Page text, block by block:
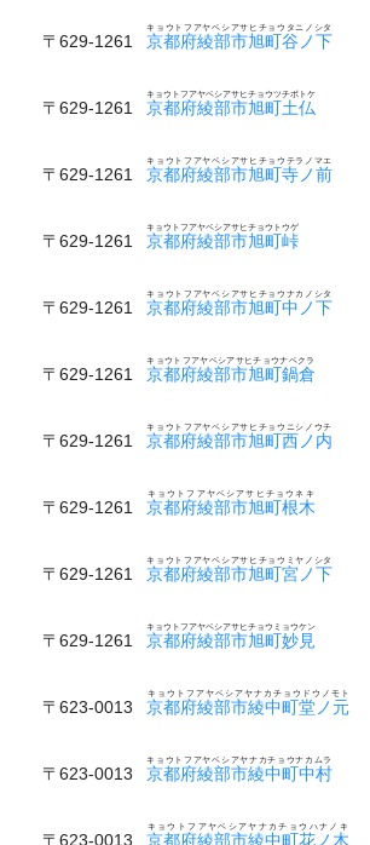
〒629-1261 京都府綾部市旭町谷ノ下
キョウトフアヤベシアサヒチョウタニノシタ
〒629-1261 京都府綾部市旭町土仏
キョウトフアヤベシアサヒチョウツチボトケ
〒629-1261 京都府綾部市旭町寺ノ前
キョウトフアヤベシアサヒチョウテラノマエ
〒629-1261 京都府綾部市旭町峠
キョウトフアヤベシアサヒチョウトウゲ
〒629-1261 京都府綾部市旭町中ノ下
キョウトフアヤベシアサヒチョウナカノシタ
〒629-1261 京都府綾部市旭町鍋倉
キョウトフアヤベシアサヒチョウナベクラ
〒629-1261 京都府綾部市旭町西ノ内
キョウトフアヤベシアサヒチョウニシノウチ
〒629-1261 京都府綾部市旭町根木
キョウトフアヤベシアサヒチョウネキ
〒629-1261 京都府綾部市旭町宮ノ下
キョウトフアヤベシアサヒチョウミヤノシタ
〒629-1261 京都府綾部市旭町妙見
キョウトフアヤベシアサヒチョウミョウケン
〒623-0013 京都府綾部市綾中町堂ノ元
キョウトフアヤベシアヤナカチョウドウノモト
〒623-0013 京都府綾部市綾中町中村
キョウトフアヤベシアヤナカチョウナカムラ
〒623-0013 京都府綾部市綾中町花ノ木
キョウトフアヤベシアヤナカチョウハナノキ